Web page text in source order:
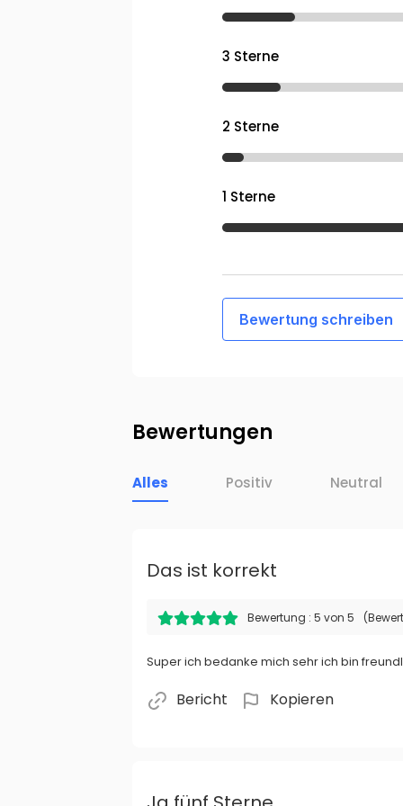
3 Sterne
2 Sterne
1 Sterne
Bewertung schreiben
Bewertungen
Alles Positiv Neutral
Das ist korrekt
Bewertung : 5 von 5
Super ich bedanke mich sehr ich bin
Bericht Kopieren